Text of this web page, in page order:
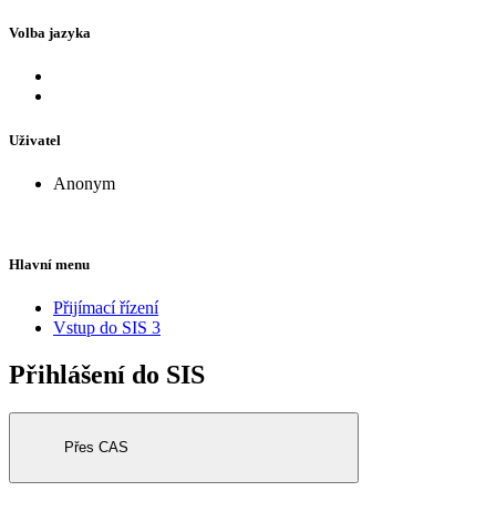
Volba jazyka
Uživatel
Anonym
Hlavní menu
Přijímací řízení
Vstup do SIS 3
Přihlášení do SIS
Přes CAS